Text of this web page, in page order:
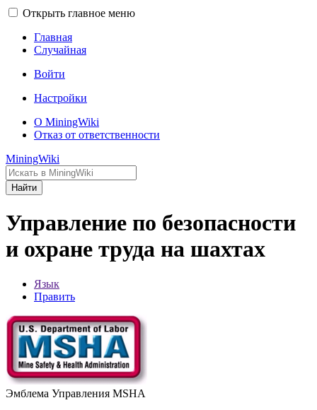
Открыть главное меню
Главная
Случайная
Войти
Настройки
О MiningWiki
Отказ от ответственности
MiningWiki
Найти
Управление по безопасности
и охране труда на шахтах
Язык
Править
Эмблема Управления MSHA